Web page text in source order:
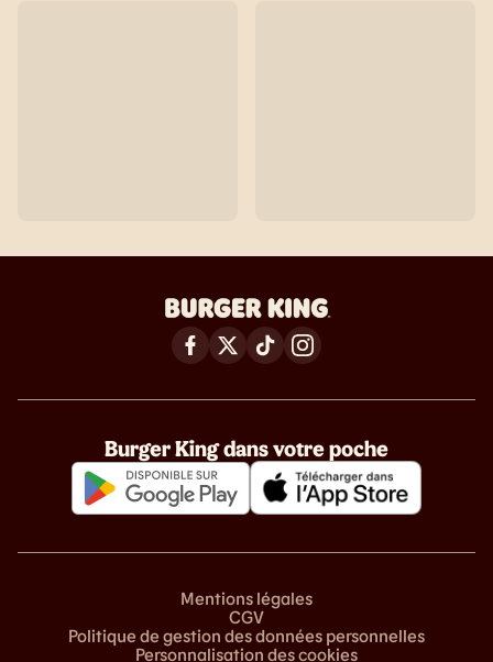
Burger King dans votre poche
Mentions légales
CGV
Politique de gestion des données personnelles
Personnalisation des cookies